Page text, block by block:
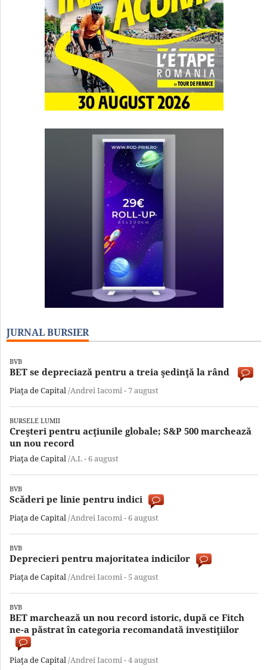
JURNAL BURSIER
BVB
BET se depreciază pentru a treia şedinţă la rând
Piaţa de Capital/Andrei Iacomi -7 august
BURSELE LUMII
Creşteri pentru acţiunile globale; S&P 500 marchează
un nou record
Piaţa de Capital/A.I. -6 august
BVB
Scăderi pe linie pentru indici
Piaţa de Capital/Andrei Iacomi -6 august
BVB
Deprecieri pentru majoritatea indicilor
Piaţa de Capital/Andrei Iacomi - 5 august
BVB
BET marchează un nou record istoric, după ce Fitch
ne-a păstrat în categoria recomandată investiţiilor
Piaţa de Capital/Andrei Iacomi -4 august